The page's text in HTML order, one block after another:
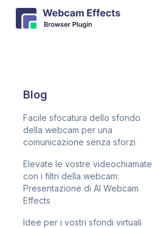
Blog
Facile sfocatura dello sfondo
della webcam per una
comunicazione senza sforzi
Elevate le vostre videochiamate
con i filtri della webcam:
Presentazione di AI Webcam
Effects
Idee per i vostri sfondi virtuali